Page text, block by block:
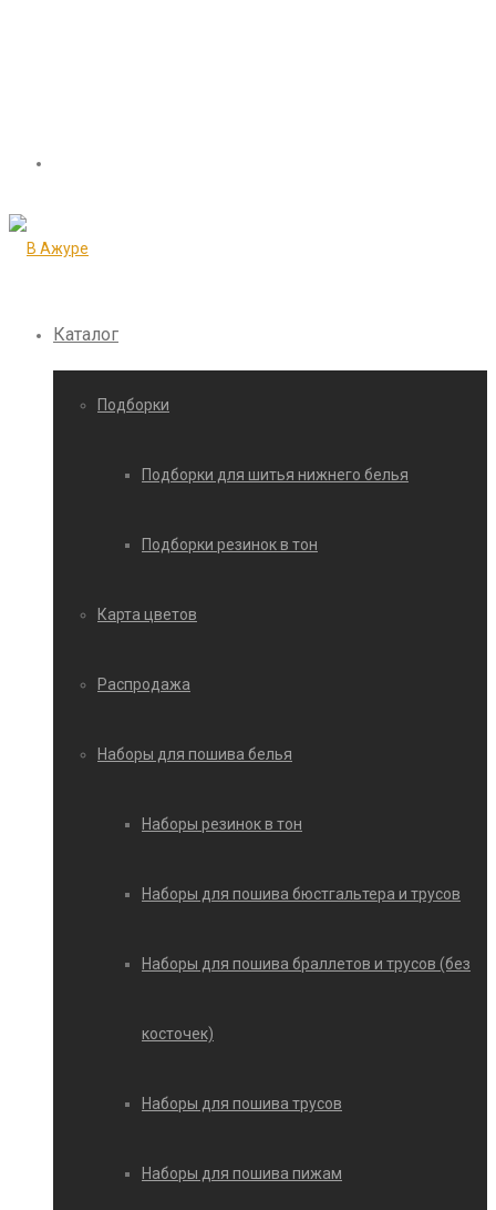
Каталог
Подборки
Подборки для шитья нижнего белья
Подборки резинок в тон
Карта цветов
Распродажа
Наборы для пошива белья
Наборы резинок в тон
Наборы для пошива бюстгальтера и трусов
Наборы для пошива браллетов и трусов (без
косточек)
Наборы для пошива трусов
Наборы для пошива пижам